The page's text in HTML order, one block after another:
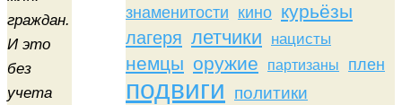
граждан.
И это
без
учета
знаменитости кино курьёзы
лагеря летчики нацисты
немцы оружие партизаны плен
подвиги политики